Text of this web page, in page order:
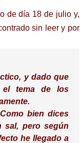
de día 18 de julio y,
sin leer y por
y dado que
el tema de los
bien dices
sal, pero según
he llegado a